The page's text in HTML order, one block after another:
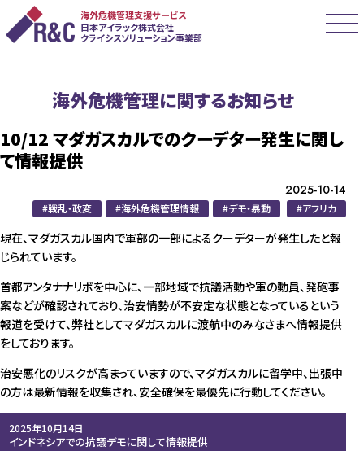
海外危機管理支援サービス
日本アイラック株式会社
クライシスソリューション事業部
海外危機管理に関するお知らせ
10/12 マダガスカルでのクーデター発生に関し
て情報提供
2025-10-14
戦乱・政変 海外危機管理情報 デモ・暴動 アフリカ
現在、マダガスカル国内で軍部の一部によるクーデターが発生したと報
じられています。
首都アンタナナリボを中心に、一部地域で抗議活動や軍の動員、発砲事
案などが確認されており、治安情勢が不安定な状態となっているという
報道を受けて、弊社としてマダガスカルに渡航中のみなさまへ情報提供
をしております。
治安悪化のリスクが高まっていますので、マダガスカルに留学中、出張中
の方は最新情報を収集され、安全確保を最優先に行動してください。
2025年10月14日
インドネシアでの抗議デモに関して情報提供